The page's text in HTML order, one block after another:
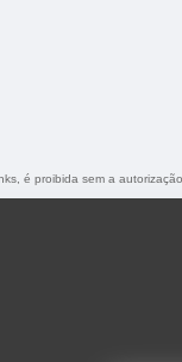
é proibida sem a